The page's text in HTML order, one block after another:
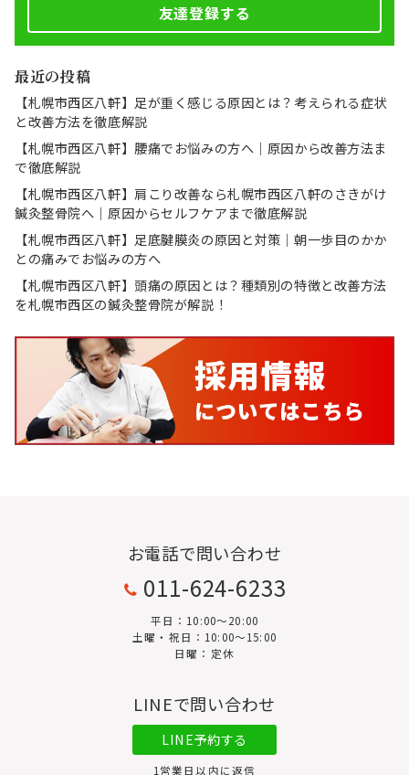
友達登録する
最近の投稿
【札幌市西区八軒】足が重く感じる原因とは？考えられる症状
と改善方法を徹底解説
【札幌市西区八軒】腰痛でお悩みの方へ｜原因から改善方法ま
で徹底解説
【札幌市西区八軒】肩こり改善なら札幌市西区八軒のさきがけ
鍼灸整骨院へ｜原因からセルフケアまで徹底解説
【札幌市西区八軒】足底腱膜炎の原因と対策｜朝一歩目のかか
との痛みでお悩みの方へ
【札幌市西区八軒】頭痛の原因とは？種類別の特徴と改善方法
を札幌市西区の鍼灸整骨院が解説！
お電話で問い合わせ
011-624-6233
平日：10:00〜20:00
土曜・祝日：10:00～15:00
日曜：定休
LINEで問い合わせ
LINE予約する
1営業日以内に返信